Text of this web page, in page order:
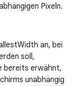
Pixeln.
an, bei
soll,
bereits erwähnt,
unabhängig